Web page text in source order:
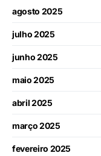
agosto 2025
julho 2025
junho 2025
maio 2025
abril 2025
março 2025
fevereiro 2025